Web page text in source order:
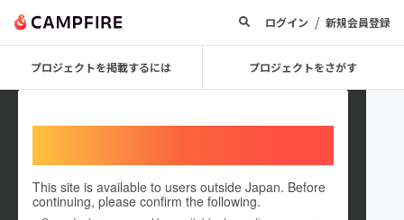
ログイン / 新規会員登録
プロジェクトを掲載するには プロジェクトをさがす
This site is available to users outside Japan. Before
continuing, please confirm the following.